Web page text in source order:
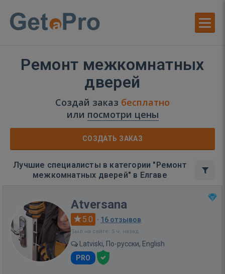
Ремонт межкомнатных
дверей
Создай заказ бесплатно
или посмотри цены
СОЗДАТЬ ЗАКАЗ
Лучшие специалисты в категории "Ремонт
межкомнатных дверей" в Елгаве
Atversana
5.0 · 16 отзывов
Был на сайте: 5 ч. назад
Latviski, По-русски, English
PRO